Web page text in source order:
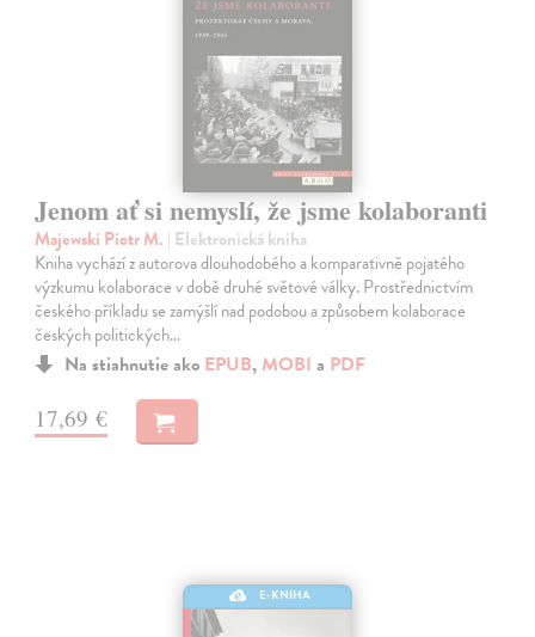
Jenom ať si nemyslí, že jsme kolaboranti
Majewski Piotr M. | Elektronická kniha
Kniha vychází z autorova dlouhodobého a komparativně pojatého
výzkumu kolaborace v době druhé světové války. Prostřednictvím
českého příkladu se zamýšlí nad podobou a způsobem kolaborace
českých politických…
Na stiahnutie ako EPUB, MOBI a PDF
17,69 €
E-KNIHA